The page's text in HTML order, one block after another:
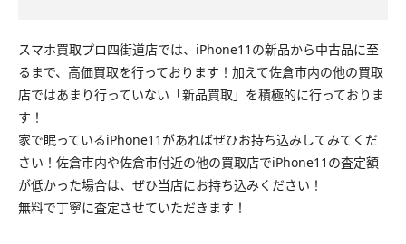
スマホ買取プロ四街道店では、iPhone11の新品から中古品に至
るまで、高価買取を行っております！加えて佐倉市内の他の買取
店ではあまり行っていない「新品買取」を積極的に行っておりま
す！
家で眠っているiPhone11があればぜひお持ち込みしてみてくだ
さい！佐倉市内や佐倉市付近の他の買取店でiPhone11の査定額
が低かった場合は、ぜひ当店にお持ち込みください！
無料で丁寧に査定させていただきます！